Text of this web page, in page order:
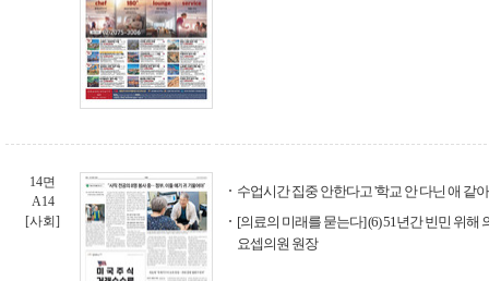
14면
A14
[사회]
수업시간 집중 안한다고 '학교 안 다닌 애 같
[의료의 미래를 묻는다] (6) 51년간 빈민 위
요셉의원 원장